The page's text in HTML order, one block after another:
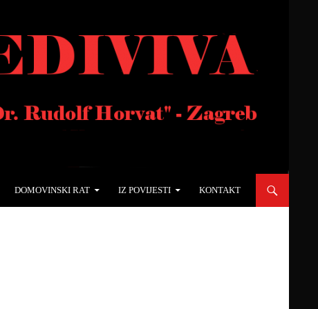
DOMOVINSKI RAT IZ POVIJESTI KONTAKT